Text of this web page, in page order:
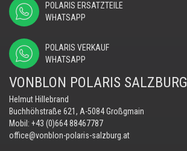
POLARIS ERSATZTEILE
WHATSAPP
POLARIS VERKAUF
WHATSAPP
VONBLON POLARIS SALZBURG
Helmut Hillebrand
Buchhöhstraße 621, A-5084 Großgmain
Mobil: +43 (0)664 88467787
office@vonblon-polaris-salzburg.at